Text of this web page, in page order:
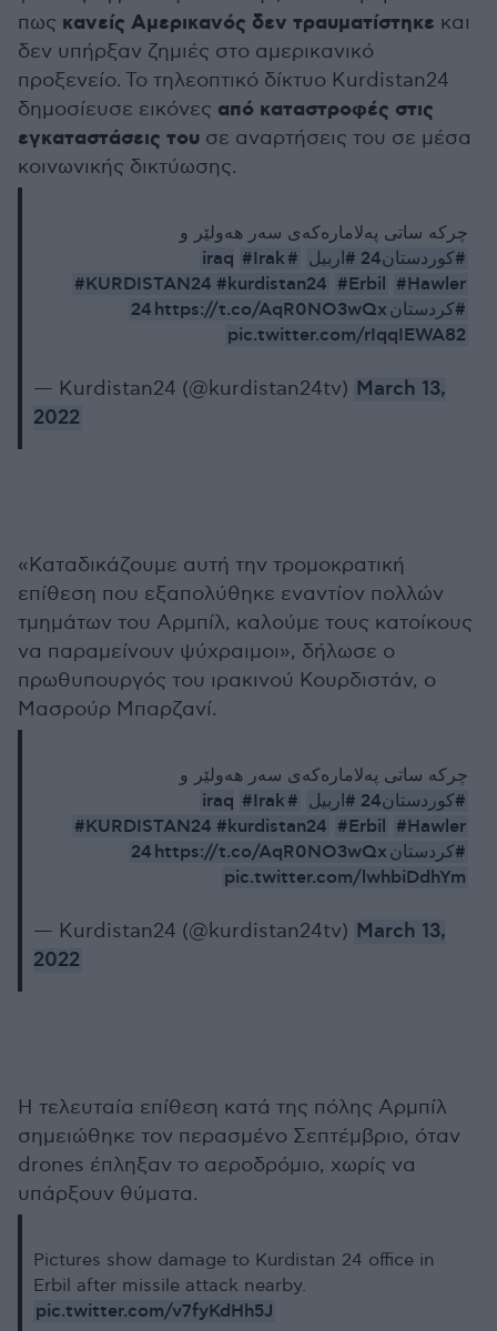
πως κανείς Αμερικανός δεν τραυματίστηκε και
δεν υπήρξαν ζημιές στο αμερικανικό
προξενείο. Το τηλεοπτικό δίκτυο Kurdistan24
δημοσίευσε εικόνες από καταστροφές στις
εγκαταστάσεις του σε αναρτήσεις του σε μέσα
κοινωνικής δικτύωσης.
چركه‌ ساتی په‌لاماره‌كه‌ی سه‌ر هه‌ولێر و
#كوردستان24 #اربيل #iraq
#Irak
#KURDISTAN24 #kurdistan24 #Erbil #Hawler
#كردستان24 https://t.co/AqR0NO3wQx
pic.twitter.com/rIqqIEWA82
— Kurdistan24 (@kurdistan24tv) March 13,
2022
«Καταδικάζουμε αυτή την τρομοκρατική
επίθεση που εξαπολύθηκε εναντίον πολλών
τμημάτων του Αρμπίλ, καλούμε τους κατοίκους
να παραμείνουν ψύχραιμοι», δήλωσε ο
πρωθυπουργός του ιρακινού Κουρδιστάν, ο
Μασρούρ Μπαρζανί.
چركه‌ ساتی په‌لاماره‌كه‌ی سه‌ر هه‌ولێر و
#كوردستان24 #اربيل #iraq
#Irak
#KURDISTAN24 #kurdistan24 #Erbil #Hawler
#كردستان24 https://t.co/AqR0NO3wQx
pic.twitter.com/lwhbiDdhYm
— Kurdistan24 (@kurdistan24tv) March 13,
2022
Η τελευταία επίθεση κατά της πόλης Αρμπίλ
σημειώθηκε τον περασμένο Σεπτέμβριο, όταν
drones έπληξαν το αεροδρόμιο, χωρίς να
υπάρξουν θύματα.
Pictures show damage to Kurdistan 24 office in
Erbil after missile attack nearby.
pic.twitter.com/v7fyKdHh5J